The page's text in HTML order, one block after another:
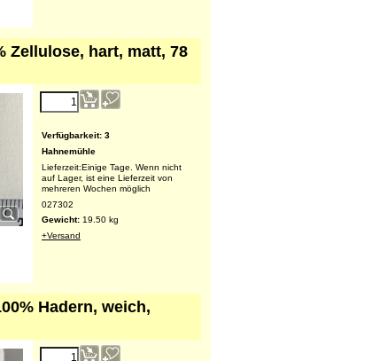
+Versand
hart, matt, 78
Verfügbarkeit: 3
Lieferzeit:
Einige Tage. Wenn nicht
auf Lager, ist eine Lieferzeit von
mehreren Wochen möglich
Hadern, weich,